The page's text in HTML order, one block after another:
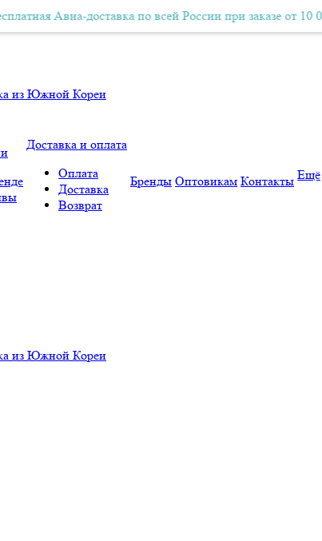
Бесплатная Авиа-доставка по всей России
Авиа-доставка по всей России при заказе от 10 000р.
Доставка и оплата
Оплата
Доставка
Возврат
Бренды Оптовикам Контакты Ещё